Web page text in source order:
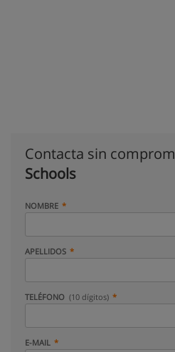
Contacta sin
Schools
NOMBRE
APELLIDOS
TELÉFONO (10 dígitos)
E-MAIL